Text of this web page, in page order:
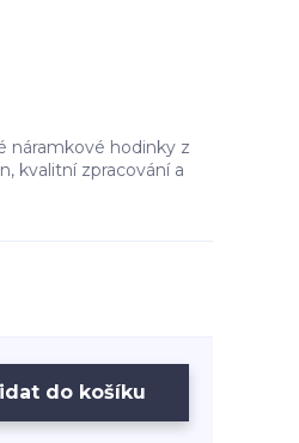
náramkové hodinky z
kvalitní zpracování a
do košíku